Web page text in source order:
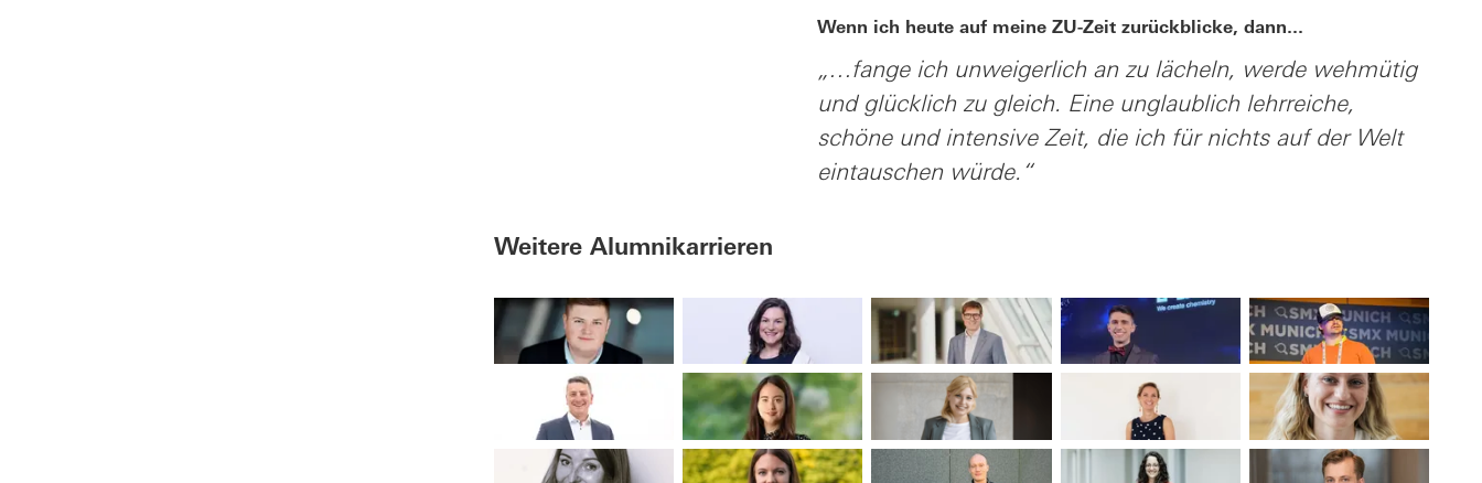
Wenn ich heute auf meine ZU-Zeit zurückblicke, dann...
„…fange ich unweigerlich an zu lächeln, werde wehmütig
und glücklich zu gleich. Eine unglaublich lehrreiche,
schöne und intensive Zeit, die ich für nichts auf der Welt
eintauschen würde.“
Weitere Alumnikarrieren